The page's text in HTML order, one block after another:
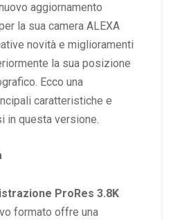
aggiornamento
la sua camera ALEXA
novità e miglioramenti
la sua posizione
Ecco una
caratteristiche e
in questa versione.
ProRes 3.8K
formato offre una